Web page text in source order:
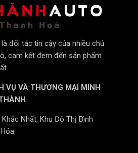
giá: Lợi ích vượt trội của
chấn Vinfast VF5
Đảo Thân Xe
điểm chịu lực quan trọng trên
chấn Vinfast VF5 tạo thành
đáng kể hiện tượng vặn
quả là thân xe ổn định hơn, giảm
khi chuyển làn đột ngột hay đi
bằng phẳng.
đối tác tin cậy của nhiều chủ
cam kết đem đến sản phẩm
VỤ VÀ THƯƠNG MẠI MINH
Nhất, Khu Đô Thị Bình